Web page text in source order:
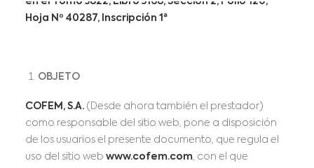
Hoja Nº 40287, Inscripción 1ª
OBJETO
COFEM, S.A. (Desde ahora también el prestador)
como responsable del sitio web, pone a disposición
de los usuarios el presente documento, que regula el
uso del sitio web www.cofem.com, con el que